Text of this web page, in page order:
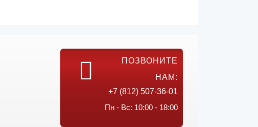
ПОЗВОНИТЕ
НАМ:
+7 (812) 507-36-01
Пн - Вс: 10:00 - 18:00